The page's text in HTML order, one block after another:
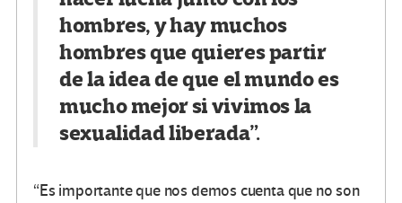
hombres, y hay muchos
hombres que quieres partir
de la idea de que el mundo es
mucho mejor si vivimos la
sexualidad liberada”.
“Es importante que nos demos cuenta que no son